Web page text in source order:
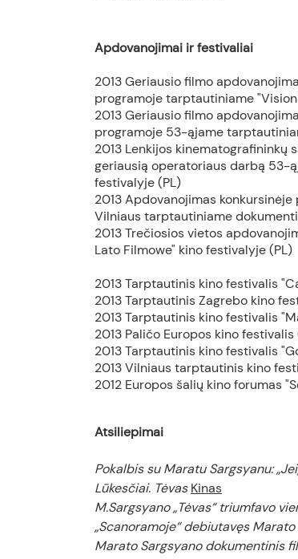
Apdovanojimai ir festivaliai
2013 Geriausio filmo
programoje tarptautiniame
2013 Geriausio filmo
programoje 53-ąjame
2013 Lenkijos kinematografininkų
geriausią operatoriaus darbą 53-
festivalyje (PL)
2013 Apdovanojimas
Vilniaus tarptautiniame
2013 Trečiosios vietos
Lato Filmowe" kino festivalyje (PL)
2013 Tarptautinis kino festivalis
2013 Tarptautinis Zagrebo kino
2013 Tarptautinis kino festivalis
2013 Paličo Europos kino festivalis
2013 Tarptautinis kino festivalis
2013 Vilniaus tarptautinis kino
2012 Europos šalių kino forumas
Atsiliepimai
Pokalbis su Maratu Sargsyanu:
Lūkesčiai. TėvasKinas
M.Sargsyano „Tėvas“ triumfavo
„Scanoramoje“ debiutavęs
Marato Sargsyano dokumentinis